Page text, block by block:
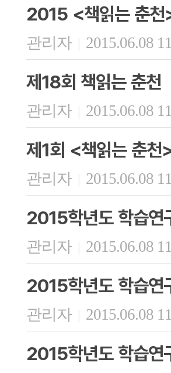
2015 <책읽는 춘천
관리자 | 2015.06.08
제18회 책읽는 춘천
관리자 | 2015.06.08
제1회 <책읽는 춘천
관리자 | 2015.06.08
2015학년도 학습연
관리자 | 2015.06.08
2015학년도 학습연
관리자 | 2015.06.08
2015학년도 학습연